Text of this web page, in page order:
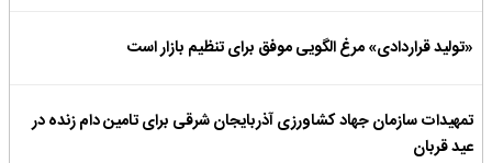
«تولید قراردادی» مرغ الگویی موفق برای تنظیم بازار است
تمهیدات سازمان جهاد کشاورزی آذربایجان شرقی برای تامین دام زنده در
عید قربان